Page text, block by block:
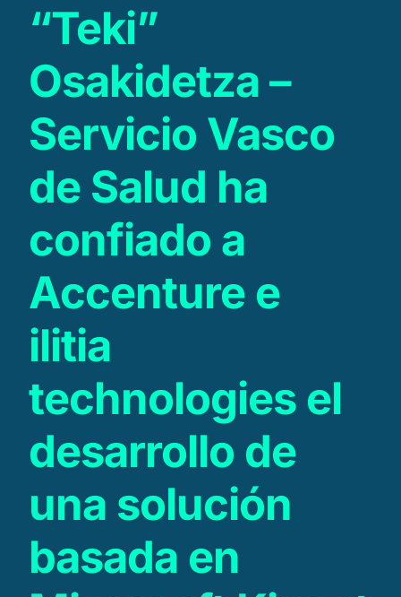
“Teki”
Osakidetza –
Servicio Vasco
de Salud ha
confiado a
Accenture e
ilitia
technologies el
desarrollo de
una solución
basada en